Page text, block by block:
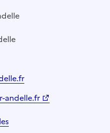
andelle.fr